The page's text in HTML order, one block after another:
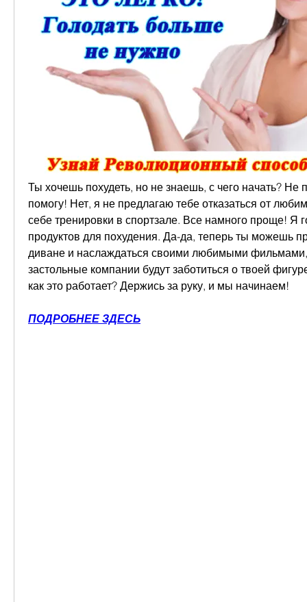
Ты хочешь похудеть, но не знаешь, с чего начать? Не
помогу! Нет, я не предлагаю тебе отказаться от
себе тренировки в спортзале. Все намного проще! Я
продуктов для похудения. Да-да, теперь ты можешь
диване и наслаждаться своими любимыми фильмами,
застольные компании будут заботиться о твоей
как это работает? Держись за руку, и мы начинаем!
ПОДРОБНЕЕ ЗДЕСЬ